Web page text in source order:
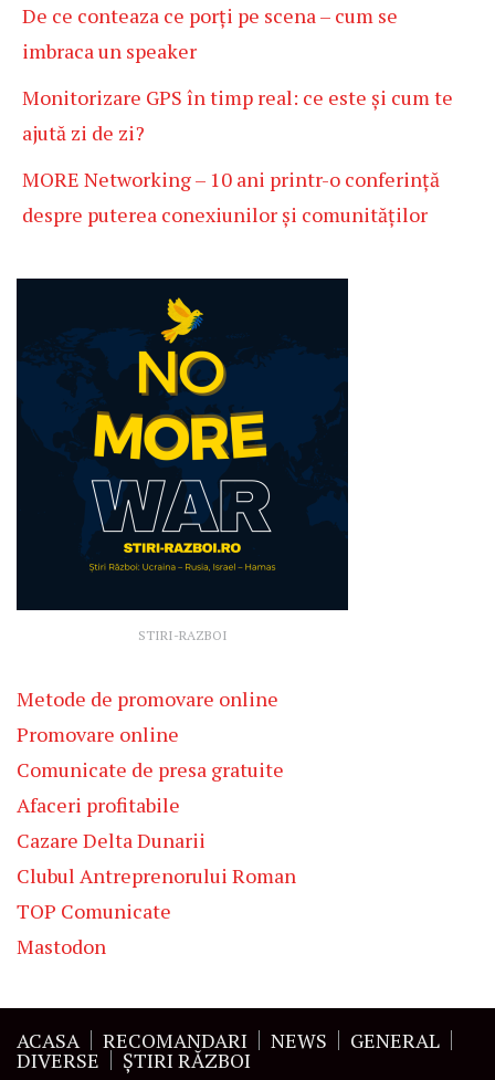
De ce conteaza ce porți pe scena – cum se
imbraca un speaker
Monitorizare GPS în timp real: ce este și cum te
ajută zi de zi?
MORE Networking – 10 ani printr-o conferință
despre puterea conexiunilor și comunităților
STIRI-RAZBOI
Metode de promovare online
Promovare online
Comunicate de presa gratuite
Afaceri profitabile
Cazare Delta Dunarii
Clubul Antreprenorului Roman
TOP Comunicate
Mastodon
ACASA RECOMANDARI NEWS GENERAL
DIVERSE ŞTIRI RĂZBOI